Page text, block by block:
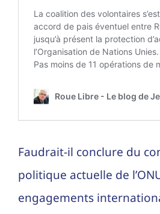
Faudrait-il conclure du
politique actuelle de
engagements